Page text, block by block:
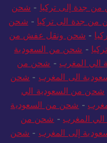
جدة إلى تركيا - شحن
جدة الى تركيا - شحن
- شحن ونقل عفش من
- شحن من السعودية
المغرب - شحن من
الى المغرب - شحن
شحن من السعودية الي
- شحن من السعودية
المغرب - شحن من
إلى المغرب - شحن